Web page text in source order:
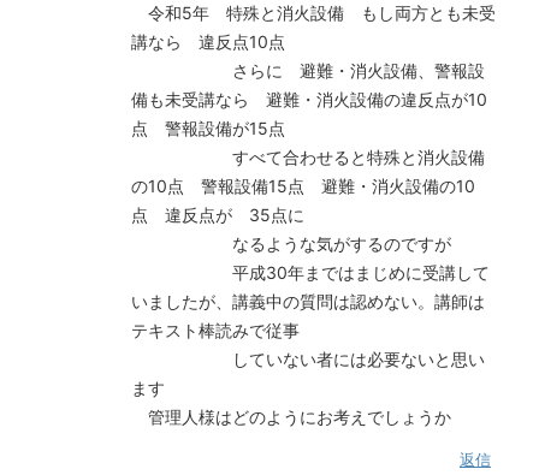
令和5年 特殊と消火設備 もし両方とも未受
講なら 違反点10点
さらに 避難・消火設備、警報設
備も未受講なら 避難・消火設備の違反点が10
点 警報設備が15点
すべて合わせると特殊と消火設備
の10点 警報設備15点 避難・消火設備の10
点 違反点が 35点に
なるような気がするのですが
平成30年まではまじめに受講して
いましたが、講義中の質問は認めない。講師は
テキスト棒読みで従事
していない者には必要ないと思い
ます
管理人様はどのようにお考えでしょうか
返信